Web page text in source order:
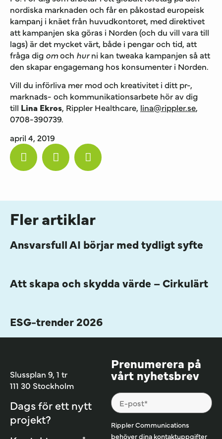
nordiska marknaden och får en påkostad europeisk
kampanj i knäet från huvudkontoret, med direktivet
att kampanjen ska göras i Norden (och du vill vara till
lags) är det mycket värt, både i pengar och tid, att
fråga dig omoch hurni kan tweaka kampanjen så att
den skapar engagemang hos konsumenter i Norden.
Vill du införliva mer mod och kreativitet i ditt pr-,
marknads- och kommunikationsarbete hör av dig
till Lina Ekros, Rippler Healthcare, lina@rippler.se,
0708-390739.
april 4, 2019
Fler artiklar
Ansvarsfull AI börjar med tydligt syfte
Att skapa och skydda värde – Cirkulärt
ESG-trender 2026
Slussplan 9, 1 tr
111 30 Stockholm
Dags för ett nytt
projekt?
Prenumerera på
vårt nyhetsbrev
Rippler Communications
behöver dina kontaktuppgifter